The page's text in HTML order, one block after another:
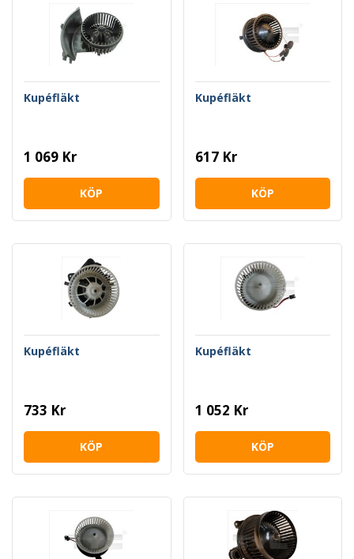
Kupéfläkt
1 069 Kr
KÖP
Kupéfläkt
617 Kr
KÖP
Kupéfläkt
733 Kr
KÖP
Kupéfläkt
1 052 Kr
KÖP